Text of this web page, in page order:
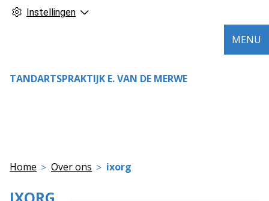
Instellingen
TANDARTSPRAKTIJK E. VAN DE MERWE
MENU
Home Over ons ixorg